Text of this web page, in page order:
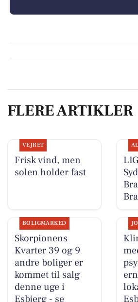
FLERE ARTIKLER
VEJRET
Frisk vind, men
solen holder fast
BOLIGMARKED
Skorpionens
Kvarter 39 og 9
andre boliger er
kommet til salg
denne uge i
Esbjerg - se